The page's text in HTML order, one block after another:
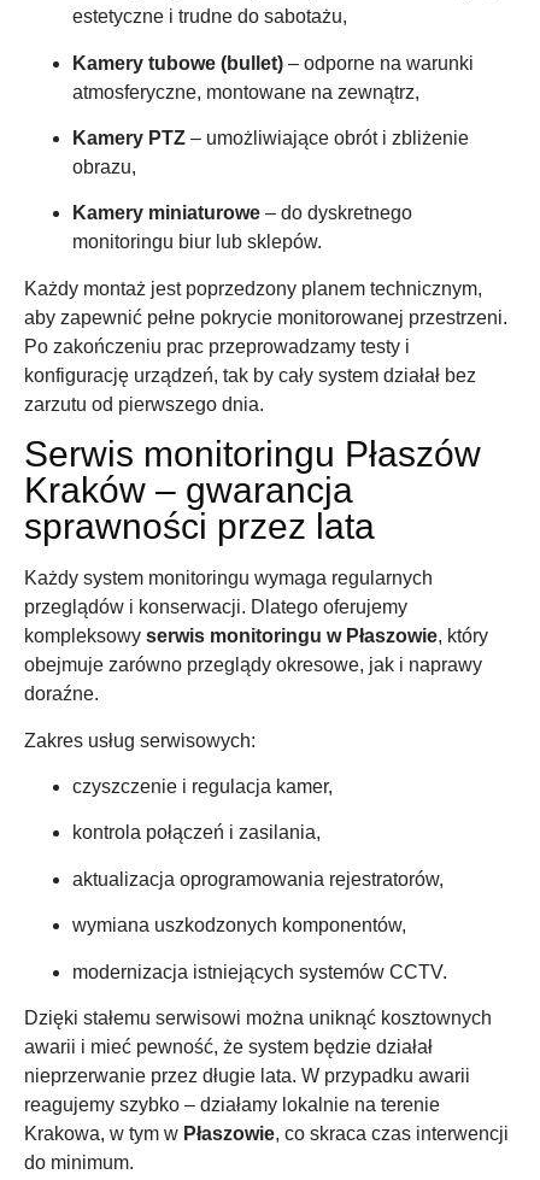
estetyczne i trudne do sabotażu,
Kamery tubowe (bullet) – odporne na warunki
atmosferyczne, montowane na zewnątrz,
Kamery PTZ – umożliwiające obrót i zbliżenie
obrazu,
Kamery miniaturowe – do dyskretnego
monitoringu biur lub sklepów.
Każdy montaż jest poprzedzony planem technicznym,
aby zapewnić pełne pokrycie monitorowanej przestrzeni.
Po zakończeniu prac przeprowadzamy testy i
konfigurację urządzeń, tak by cały system działał bez
zarzutu od pierwszego dnia.
Serwis monitoringu Płaszów
Kraków – gwarancja
sprawności przez lata
Każdy system monitoringu wymaga regularnych
przeglądów i konserwacji. Dlatego oferujemy
kompleksowy serwis monitoringu w Płaszowie, który
obejmuje zarówno przeglądy okresowe, jak i naprawy
doraźne.
Zakres usług serwisowych:
czyszczenie i regulacja kamer,
kontrola połączeń i zasilania,
aktualizacja oprogramowania rejestratorów,
wymiana uszkodzonych komponentów,
modernizacja istniejących systemów CCTV.
Dzięki stałemu serwisowi można uniknąć kosztownych
awarii i mieć pewność, że system będzie działał
nieprzerwanie przez długie lata. W przypadku awarii
reagujemy szybko – działamy lokalnie na terenie
Krakowa, w tym w Płaszowie, co skraca czas interwencji
do minimum.